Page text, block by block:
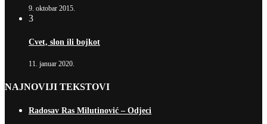
9. oktobar 2015.
3
Cvet, slon ili bojkot
11. januar 2020.
NAJNOVIJI TEKSTOVI
Radosav Ras Milutinović – Odjeci